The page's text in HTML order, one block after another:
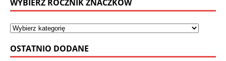
WYBIERZ ROCZNIK ZNACZKÓW
OSTATNIO DODANE